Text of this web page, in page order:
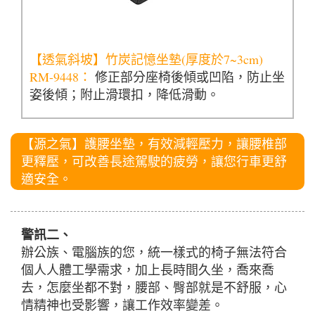
【透氣斜坡】竹炭記憶坐墊(厚度於7~3cm)
RM-9448： 修正部分座椅後傾或凹陷，防止坐
姿後傾；附止滑環扣，降低滑動。
【源之氣】護腰坐墊，有效減輕壓力，讓腰椎部
更釋壓，可改善長途駕駛的疲勞，讓您行車更舒
適安全。
警訊二、
辦公族、電腦族的您，統一樣式的椅子無法符合
個人人體工學需求，加上長時間久坐，喬來喬
去，怎麼坐都不對，腰部、臀部就是不舒服，心
情精神也受影響，讓工作效率變差。